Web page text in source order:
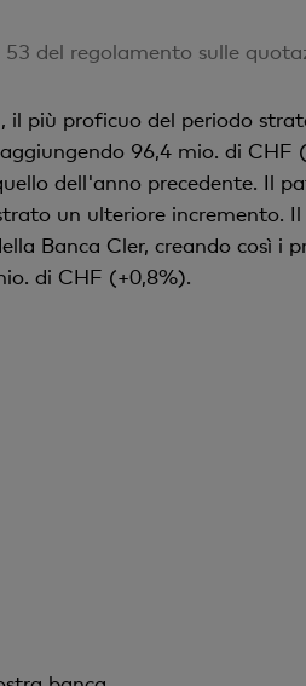
del regolamento sulle
più proficuo del periodo
96,4 mio. di
dell'anno precedente. Il
un ulteriore incremento.
Banca Cler, creando così i
di CHF (+0,8%).